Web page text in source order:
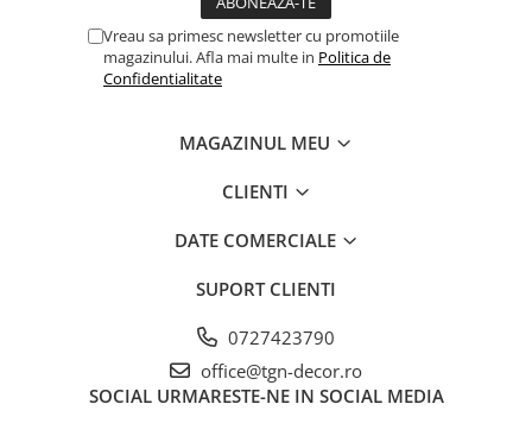
Vreau sa primesc newsletter cu promotiile
magazinului. Afla mai multe in Politica de
Confidentialitate
MAGAZINUL MEU
CLIENTI
DATE COMERCIALE
SUPORT CLIENTI
0727423790
office@tgn-decor.ro
SOCIAL URMARESTE-NE IN SOCIAL MEDIA